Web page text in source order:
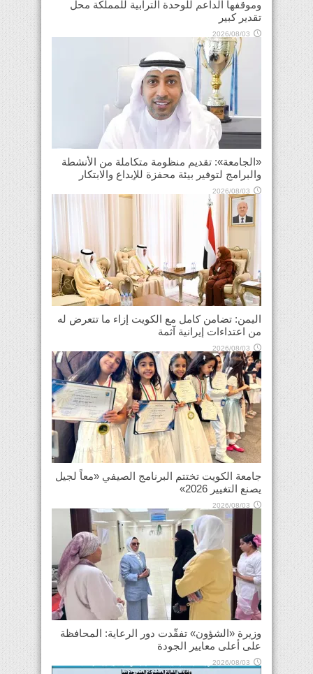
وموقفها الداعم للوحدة الترابية للمملكة محل
تقدير كبير
2026/08/03
«الجامعة»: تقديم منظومة متكاملة من الأنشطة
والبرامج لتوفير بيئة محفزة للإبداع والابتكار
2026/08/03
اليمن: تضامن كامل مع الكويت إزاء ما تتعرض له
من اعتداءات إيرانية آثمة
2026/08/03
جامعة الكويت تختتم البرنامج الصيفي «معاً لجيل
يصنع التغيير 2026»
2026/08/03
وزيرة «الشؤون» تفقّدت دور الرعاية: المحافظة
على أعلى معايير الجودة
2026/08/03